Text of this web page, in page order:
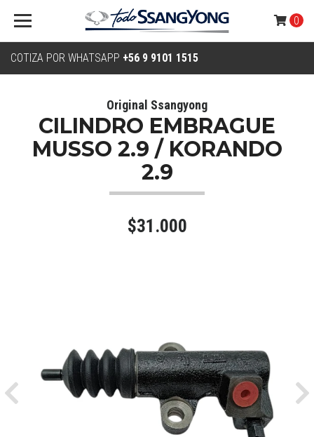
COTIZA POR WHATSAPP +56 9 9101 1515
0
Original Ssangyong
CILINDRO EMBRAGUE
MUSSO 2.9 / KORANDO
2.9
$31.000
Previous